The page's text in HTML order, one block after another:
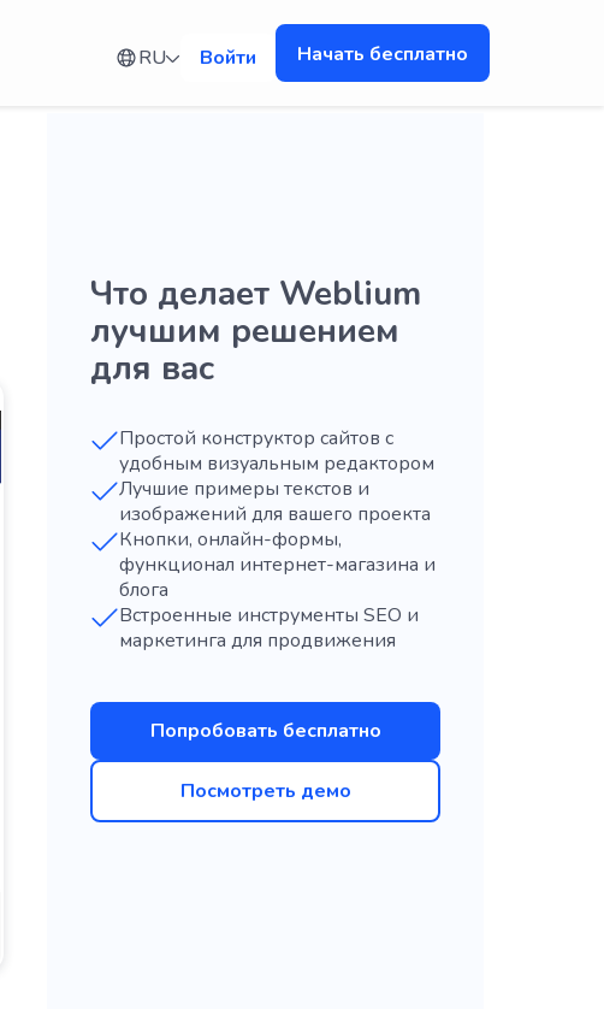
RU Войти Начать бесплатно
Что делает Weblium
лучшим решением
для вас
Простой конструктор сайтов с
удобным визуальным редактором
Лучшие примеры текстов и
изображений для вашего проекта
Кнопки, онлайн-формы,
функционал интернет-магазина и
блога
Встроенные инструменты SEO и
маркетинга для продвижения
Попробовать бесплатно
Посмотреть демо